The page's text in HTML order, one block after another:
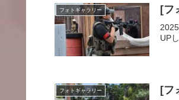
フォトギャラリー [フ
UP
フォトギャラリー [フ